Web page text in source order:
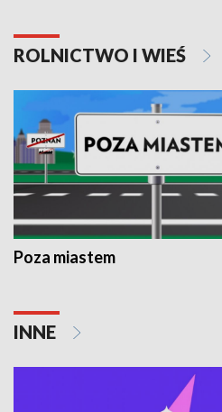
ROLNICTWO I WIEŚ
Poza miastem
INNE